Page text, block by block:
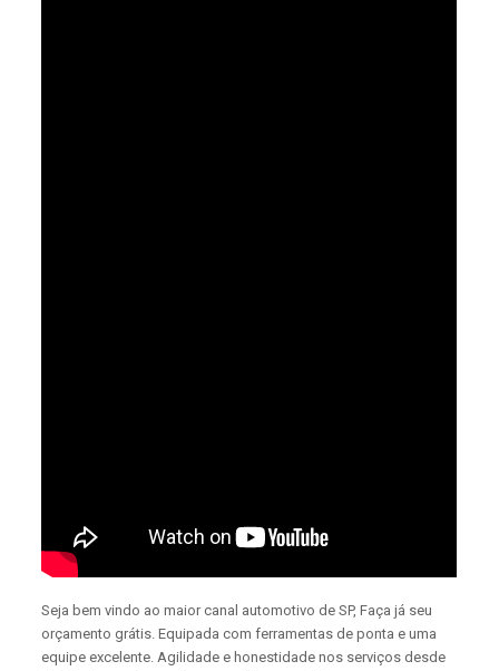
Seja bem vindo ao maior canal automotivo de SP, Faça já seu
orçamento grátis. Equipada com ferramentas de ponta e uma
equipe excelente. Agilidade e honestidade nos serviços desde